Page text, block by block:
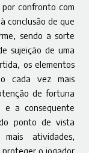
por confronto com
conclusão de que
sendo a sorte
sujeição de uma
os elementos
cada vez mais
de fortuna
a consequente
ponto de vista
mais atividades,
proteger o jogador